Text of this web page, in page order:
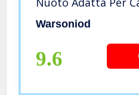
Corti Cuffia Da
Spiaggia, Cuffia Da
Uomo Adulti
Warsoniod
9.6